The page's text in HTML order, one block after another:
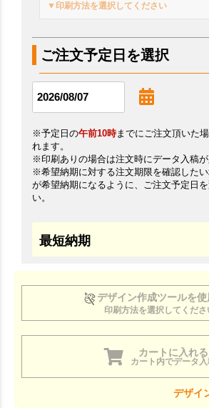
▼印刷方法を選択してください
ご注文予定日を選択
※予定日の午前10時までにご注文頂いた
れます。
※印刷ありの場合は注文時にデータ入稿が
※希望納期に対する注文期限を確認した
が希望納期になるように、ご注文予定日
い。
最短納期
デザイン作成ツールを使
印刷方法を選択してくださ
カートに入れる
カート内でデータ入
デザイ